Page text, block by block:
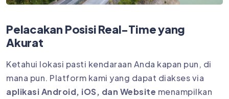
Pelacakan Posisi Real-Time yang
Akurat
Ketahui lokasi pasti kendaraan Anda kapan pun, di
mana pun. Platform kami yang dapat diakses via
aplikasi Android, iOS, dan Website menampilkan